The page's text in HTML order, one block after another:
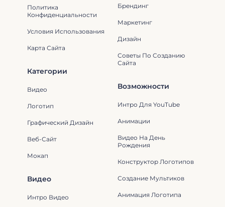
Политика
Конфиденциальности
Условия Использования
Карта Сайта
Брендинг
Маркетинг
Дизайн
Советы По Созданию
Сайта
Категории
Видео
Логотип
Графический Дизайн
Веб-Сайт
Мокап
Возможности
Интро Для YouTube
Анимации
Видео На День
Рождения
Конструктор Логотипов
Создание Мультиков
Анимация Логотипа
Видео
Интро Видео